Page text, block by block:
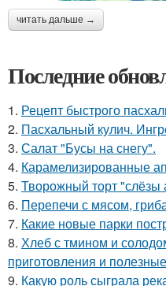
читать дальше →
Последние
1. Рецепт быстрого
2. Пасхальный кулич.
3. Салат "Бусы на снегу".
4. Карамелизированные
5. Творожный торт "слёзы
6. Перепечи с мясом,
7. Какие новые парки
8. Хлеб с тмином и
приготовления и
9. Какую роль сыграла